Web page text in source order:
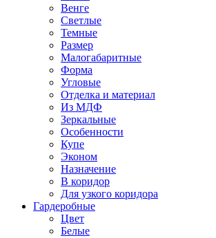
Венге
Светлые
Темные
Размер
Малогабаритные
Форма
Угловые
Отделка и материал
Из МДФ
Зеркальные
Особенности
Купе
Эконом
Назначение
В коридор
Для узкого коридора
Гардеробные
Цвет
Белые